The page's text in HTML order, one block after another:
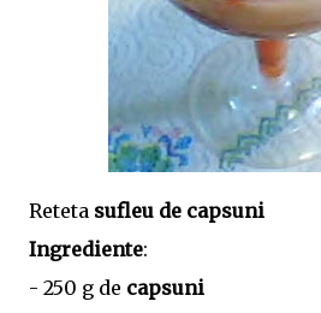
Reteta sufleu de capsuni
Ingrediente:
- 250 g de capsuni